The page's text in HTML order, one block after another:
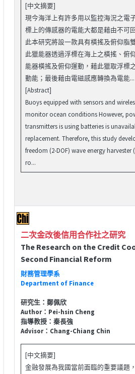
[中文摘要]
現今海洋上有許多用以監控海況之電
標上的傳感器的電能大都是藉由不可
此本研究將設一款具有橫搖及俯仰脂
此獵能器透過浮標在海上之橫搖、俯
能器橫搖及俯仰運動，藉此獵取浮標
動能；最後藉由電磁感應轉換為電能...
[Abstract]
Buoys equipped with sensors and
monitor ocean conditions However,
transmitters is using batteries is
replacement. Therefore, this study
freedom (2-DOF) wave energy harvester
ro...
二次金改後信用合作社之研究
The Research on the Credit
Second Financial Reform
財務管理學系
Department of Finance
研究生：鄭佩欣
Author：Pei-hsin Cheng
指導教授：秦長強
Advisor：Chang-Chiang Chin
[中文摘要]
金融發展為我國當前面臨的重要議題